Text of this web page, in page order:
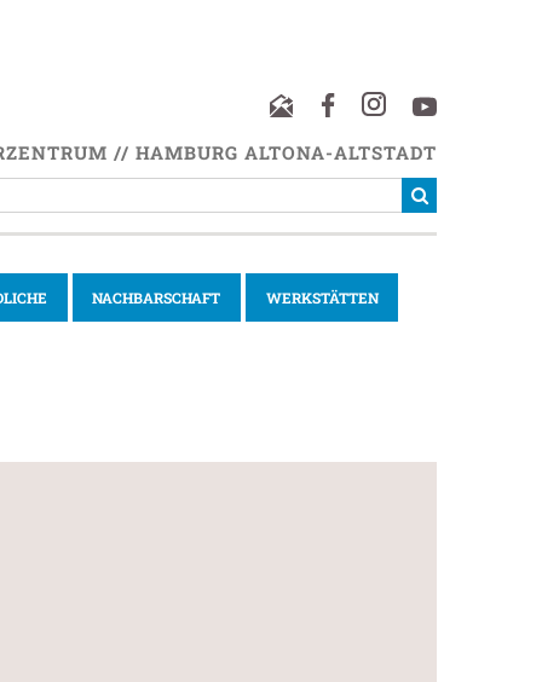
// HAMBURG ALTONA-ALTSTADT
NACHBARSCHAFT WERKSTÄTTEN